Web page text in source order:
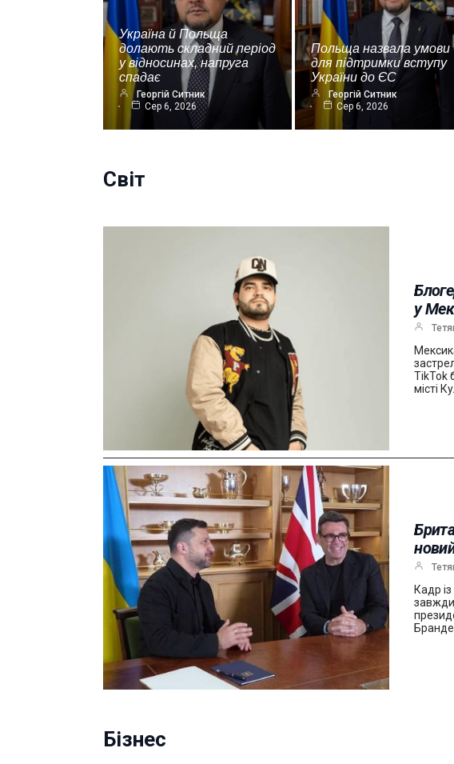
Україна й Польща
долають складний період
у відносинах, напруга
спадає
Георгій Ситник
Сер 6, 2026
Польща назвала умови
для підтримки вступу
України до ЄС
Георгій Ситник
Сер 6, 2026
Світ
у
TikTok
місті
Кадр
завжди
Бізнес